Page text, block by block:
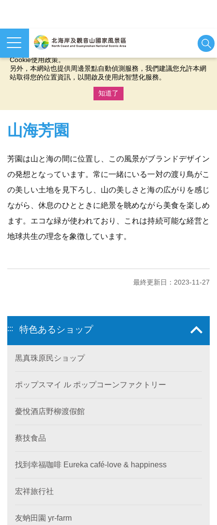
本網站使用cookies等相關技術以持續優化網站服務，並有助於為
您提供更佳的體驗，當您繼續使用本網站即表示您同意我們的
Cookie使用政策。
另外，本網站也提供周邊景點自動偵測服務，我們建議您允許本網
站取得您的位置資訊，以開啟及使用此智慧化服務。
知道了
山海芳園
芳園は山と海の間に位置し、この風景がブランドデザイン
の発想となっています。常に一緒にいる一対の渡り鳥がこ
の美しい土地を見下ろし、山の美しさと海の広がりを感じ
ながら、休息のひとときに絶景を眺めながら美食を楽しめ
ます。エコな緑が使われており、これは持続可能な経営と
地球共生の理念を象徴しています。
最終更新日：2023-11-27
::: 特色あるショップ
黒真珠原民ショップ
ポップスマイ ル ポップコーンファクトリー
薆悅酒店野柳渡假館
蔡技食品
找到幸福咖啡 Eureka café-love & happiness
宏祥旅行社
友蚋田園 yr-farm